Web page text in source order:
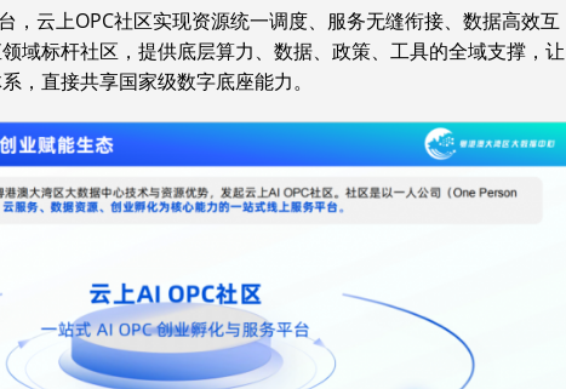
，云上OPC社区实现资源统一调度、服务无缝衔接、数据高效互
域标杆社区，提供底层算力、数据、政策、工具的全域支撑，让
，直接共享国家级数字底座能力。